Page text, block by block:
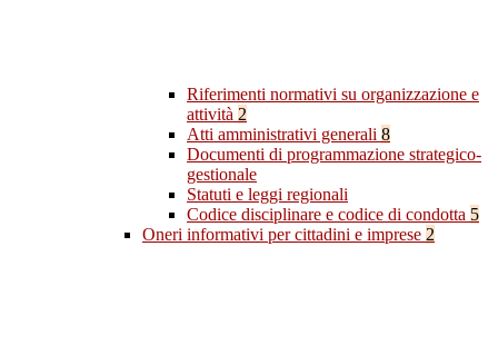
Riferimenti normativi su organizzazione e
attività 2
Atti amministrativi generali 8
Documenti di programmazione strategico-
gestionale
Statuti e leggi regionali
Codice disciplinare e codice di condotta 5
Oneri informativi per cittadini e imprese 2